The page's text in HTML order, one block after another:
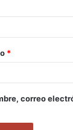
*
correo